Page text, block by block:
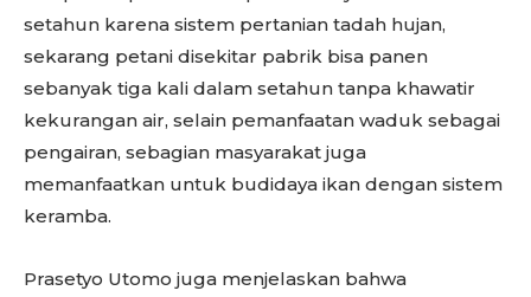
setahun karena sistem pertanian tadah hujan,
sekarang petani disekitar pabrik bisa panen
sebanyak tiga kali dalam setahun tanpa khawatir
kekurangan air, selain pemanfaatan waduk sebagai
pengairan, sebagian masyarakat juga
memanfaatkan untuk budidaya ikan dengan sistem
keramba.
Prasetyo Utomo juga menjelaskan bahwa